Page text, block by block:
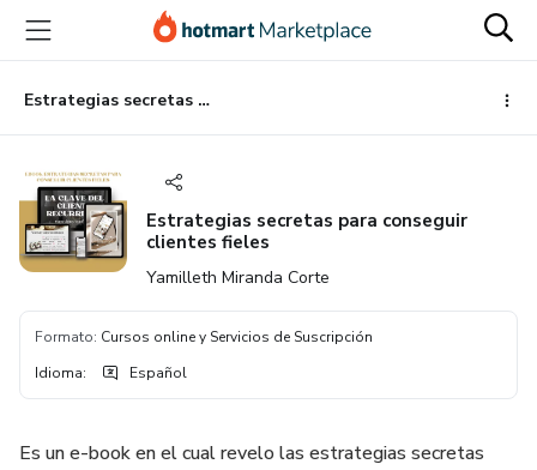
principal
página
de
página
Estrategias secretas para conseguir clientes fieles
Estrategias secretas para conseguir
clientes fieles
Yamilleth Miranda Corte
Formato: Cursos online y Servicios de Suscripción
Idioma: Español
Es un e-book en el cual revelo las estrategias secretas